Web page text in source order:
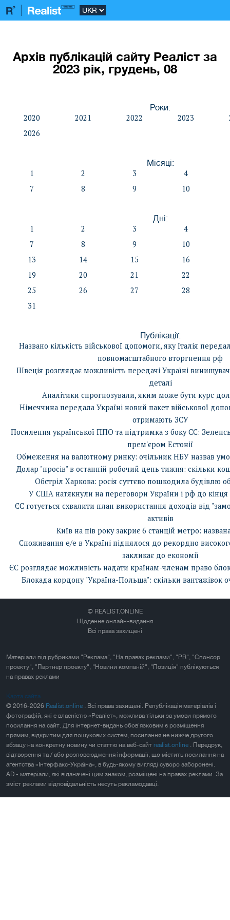
Архів публікацій сайту Реаліст за
2023 рік, грудень, 08
Роки:
2020 2021 2022 2023
2026
Місяці:
1 2 3
4
7
8 9 10
Дні:
1 2 3
4
7
8 9
10
13
14 15
16
19
20 21
22
25
26 27
28
31
Публікації:
Названо кількість військової допомоги, яку Італія
повномасштабного вторгнення рф
Швеція розглядає можливість передачі Україні
деталі
Аналітики спрогнозували, яким може бути курс
Німеччина передала Україні новий пакет військової
отримають ЗСУ
Посилення української ППО та підтримка з боку ЄС:
прем'єром Естонії
Обмеження на валютному ринку: очільник НБУ назвав
Долар "просів" в останній робочий день тижня: скільки
Обстріл Харкова: росія суттєво пошкодила будівлю
У США натякнули на переговори України і рф до кінця
ЄС готується схвалити план використання доходів від
активів
Київ на пів року закриє 6 станцій метро:
Споживання е/е в Україні піднялося до рекордно
закликає до економії
ЄС розглядає можливість надати країнам-членам право
Блокада кордону "Україна-Польща": скільки вантажівок
© REALIST.ONLINE
Щоденне онлайн-видання
Всі права захищені
Матеріали під рубриками "Реклама", "На правах реклами", "PR", "Спонсор
проекту", "Партнер проекту", "Новини компаній", "Позиція" публікуються
на правах реклами
Карта сайта
© 2016-2026 Realist.online . Всі права захищені. Републікація матеріалів і
фотографій, які є власністю «Реаліст», можлива тільки за умови прямого
посилання на сайт. Для інтернет-видань обов'язковим є розміщення
прямим, відкритим для пошукових систем, посилання не нижче другого
абзацу на конкретну новину чи статтю на веб-сайт realist.online . Передрук,
відтворення та / або розповсюдження інформації, що містить посилання на
агентства «Інтерфакс-Україна», в будь-якому вигляді суворо заборонені.
AD - матеріали, які відзначені цим знаком, розміщені на правах реклами. За
зміст реклами відповідальність несуть рекламодавці.